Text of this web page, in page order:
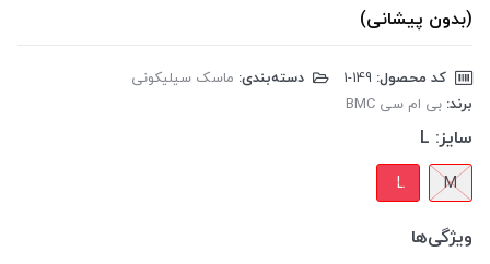
(بدون پیشانی)
کد محصول: دسته‌بندی: ماسک سیلیکونی
برند: بی ام سی BMC
سایز: L
M
L
ویژگی‌ها